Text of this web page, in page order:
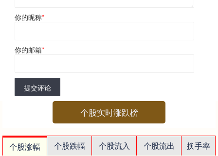
你的昵称*
你的邮箱*
提交评论
个股实时涨跌榜
个股涨幅 个股跌幅 个股流入 个股流出
换手率